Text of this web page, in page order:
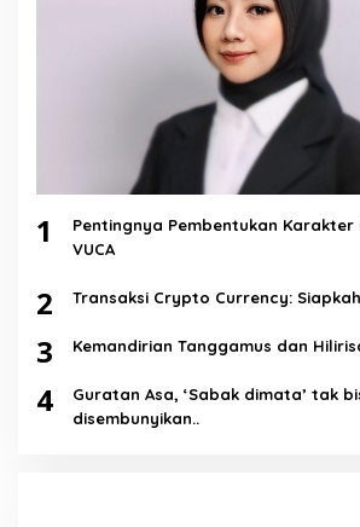
1
Pentingnya Pembentukan Karakter
VUCA
2 Transaksi Crypto Currency:
3 Kemandirian Tanggamus dan
4
Guratan Asa, ‘Sabak dimata’ tak
disembunyikan..